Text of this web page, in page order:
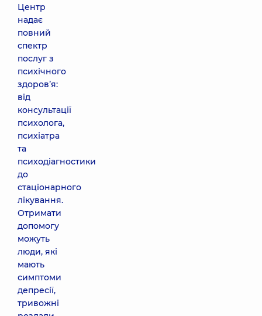
Центр
надає
повний
спектр
послуг з
психічного
здоровʼя:
від
консультації
психолога,
психіатра
та
психодіагностики
до
стаціонарного
лікування.
Отримати
допомогу
можуть
люди, які
мають
симптоми
депресії,
тривожні